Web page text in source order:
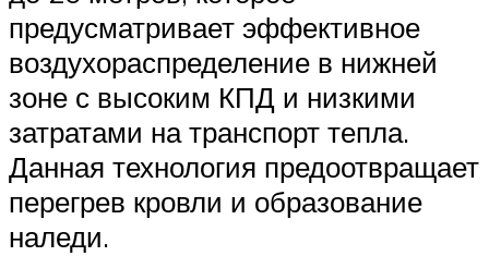
предусматривает эффективное
воздухораспределение в нижней
зоне с высоким КПД и низкими
затратами на транспорт тепла.
Данная технология предоотвращает
перегрев кровли и образование
наледи.